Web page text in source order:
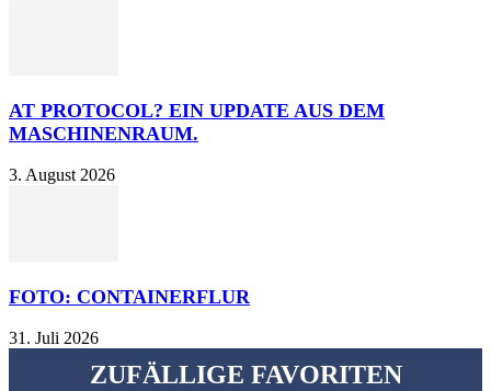
AT PROTOCOL? EIN UPDATE AUS DEM
MASCHINENRAUM.
3. August 2026
FOTO: CONTAINERFLUR
31. Juli 2026
ZUFÄLLIGE FAVORITEN